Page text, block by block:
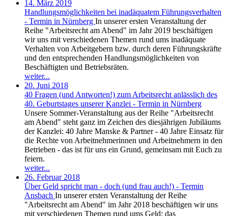
14. März 2019
Handlungsmöglichkeiten bei inadäquatem Führungsverhalten
- Termin in Nürnberg In unserer ersten Veranstaltung der
Reihe "Arbeitsrecht am Abend" im Jahr 2019 beschäftigen
wir uns mit verschiedenen Themen rund ums inadäquate
Verhalten von Arbeitgebern bzw. durch deren Führungskräfte
und den entsprechenden Handlungsmöglichkeiten von
Beschäftigten und Betriebsräten.
weiter...
20. Juni 2018
40 Fragen (und Antworten!) zum Arbeitsrecht anlässlich des
40. Geburtstages unserer Kanzlei - Termin in Nürnberg
Unsere Sommer-Veranstaltung aus der Reihe "Arbeitsrecht
am Abend" steht ganz im Zeichen des diesjährigen Jubiläums
der Kanzlei: 40 Jahre Manske & Partner - 40 Jahre Einsatz für
die Rechte von Arbeitnehmerinnen und Arbeitnehmern in den
Betrieben - das ist für uns ein Grund, gemeinsam mit Euch zu
feiern.
weiter...
26. Februar 2018
Über Geld spricht man - doch (und frau auch!) - Termin
Ansbach In unserer ersten Veranstaltung der Reihe
"Arbeitsrecht am Abend" im Jahr 2018 beschäftigen wir uns
mit verschiedenen Themen rund ums Geld: das